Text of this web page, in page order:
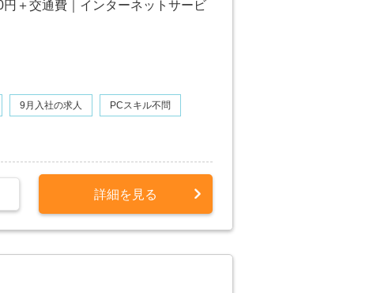
円＋交通費｜インターネットサービ
9月入社の求人 PCスキル不問
詳細を見る